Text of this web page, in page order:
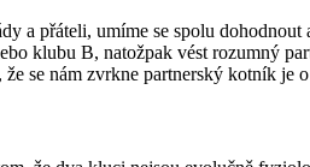
a přáteli, umíme se spolu
klubu B, natožpak vést rozumný
se nám zvrkne partnerský kotník je